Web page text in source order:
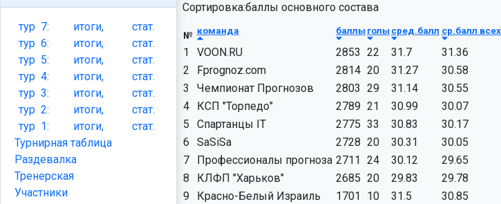
тур7: итоги,
стат.
тур6: итоги,
стат.
тур5: итоги,
стат.
тур4: итоги,
стат.
тур3: итоги,
стат.
тур2: итоги,
стат.
тур1: итоги,
стат.
Турнирная таблица
Раздевалка
Тренерская
Участники
Сортировка:баллы основного состава
№ команда баллы голы сред.балл ср.балл всех
1 VOON.RU 2853 22 31.7 31.36
2
Fprognoz.com 2814 20 31.27 30.58
3
Чемпионат Прогнозов 2803 29 31.14 30.55
4
КСП "Торпедо" 2789 21 30.99 30.07
5
Спартанцы IT 2775 33 30.83 30.17
6
SaSiSa 2728 20 30.31 30.05
7
Профессионалы прогноза 2711 24 30.12 29.65
8
КЛФП "Харьков" 2685 20 29.83 29.78
9
Красно-Белый Израиль 1701 10 31.5 30.85